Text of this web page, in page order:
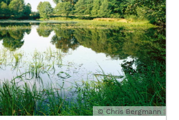
© Chris Bergmann